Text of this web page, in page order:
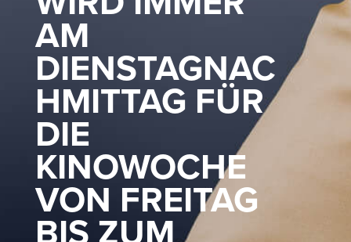
AM
DIENSTAGNAC
HMITTAG FÜR
DIE
KINOWOCHE
VON FREITAG